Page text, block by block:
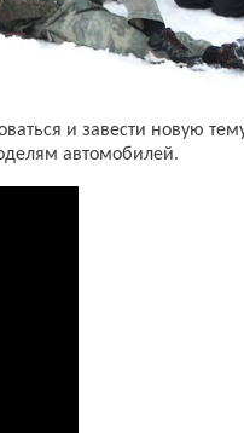
и завести новую
автомобилей.